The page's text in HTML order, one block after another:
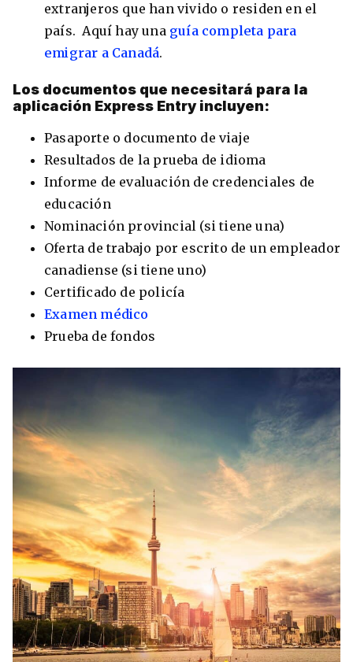
extranjeros que han vivido o residen en el
país. Aquí hay una guía completa para
emigrar a Canadá.
Los documentos que necesitará para la
aplicación Express Entry incluyen:
Pasaporte o documento de viaje
Resultados de la prueba de idioma
Informe de evaluación de credenciales de
educación
Nominación provincial (si tiene una)
Oferta de trabajo por escrito de un empleador
canadiense (si tiene uno)
Certificado de policía
Examen médico
Prueba de fondos